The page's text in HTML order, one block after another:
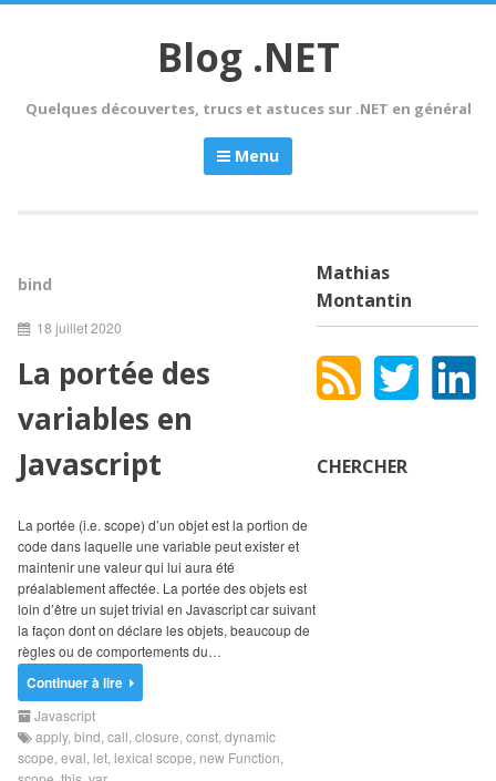
Blog .NET
Quelques découvertes, trucs et astuces sur .NET en général
Menu
bind
18 juillet 2020
La portée des
variables en
Javascript
La portée (i.e. scope) d’un objet est la portion de
code dans laquelle une variable peut exister et
maintenir une valeur qui lui aura été
préalablement affectée. La portée des objets est
loin d’être un sujet trivial en Javascript car suivant
la façon dont on déclare les objets, beaucoup de
règles ou de comportements du…
Continuer à lire
Javascript
apply, bind call closure const dynamic
scope eval let lexical scope new Function
Mathias
Montantin
CHERCHER